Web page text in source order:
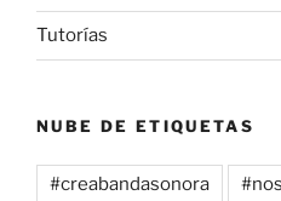
Tutorías
NUBE DE ETIQUETAS
#creabandasonora